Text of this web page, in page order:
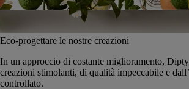
Eco-progettare le nostre creazioni
In un approccio di costante miglioramento,
creazioni stimolanti, di qualità impeccabile e
controllato.